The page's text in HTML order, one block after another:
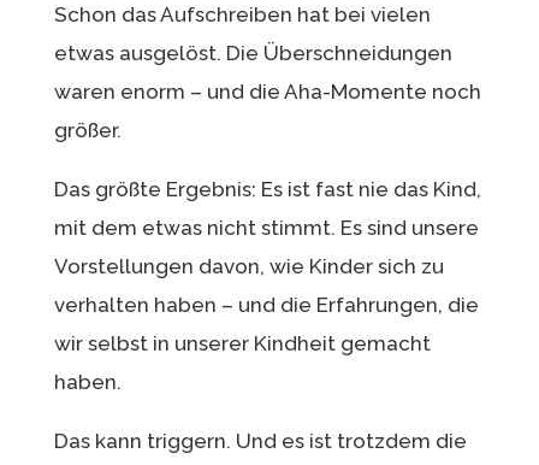
Schon das Aufschreiben hat bei vielen
etwas ausgelöst. Die Überschneidungen
waren enorm – und die Aha-Momente noch
größer.
Das größte Ergebnis: Es ist fast nie das Kind,
mit dem etwas nicht stimmt. Es sind unsere
Vorstellungen davon, wie Kinder sich zu
verhalten haben – und die Erfahrungen, die
wir selbst in unserer Kindheit gemacht
haben.
Das kann triggern. Und es ist trotzdem die